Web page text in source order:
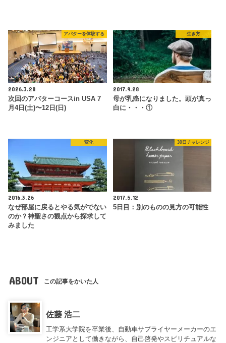
アバターを体験する
2026.3.28
次回のアバターコースin USA 7
月4日(土)〜12日(日)
生き方
2017.9.28
母が乳癌になりました。頭が真っ
白に・・・①
変化
2016.3.26
なぜ部屋に戻るとやる気がでない
のか？神聖さの観点から探求して
みました
30日チャレンジ
2017.5.12
5日目：別のものの見方の可能性
ABOUT この記事をかいた人
佐藤 浩二
工学系大学院を卒業後、自動車サプライヤーメーカーのエ
ンジニアとして働きながら、自己啓発やスピリチュアルな